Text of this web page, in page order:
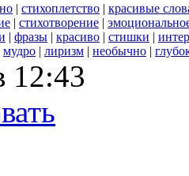
| стихоплетство | красивые
| стихотворение |
| фразы | красиво | стишки |
мудро | лиризм | необычно |
12:43